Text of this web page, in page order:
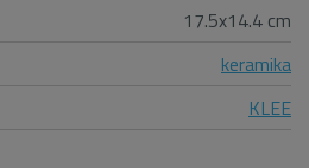
17.5x14.4 cm
keramika
KLEE